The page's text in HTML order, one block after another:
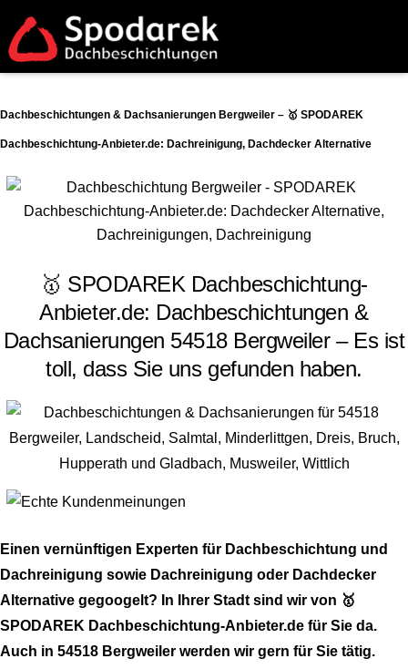
Dachbeschichtungen & Dachsanierungen Bergweiler – 🥇 SPODAREK
Dachbeschichtung-Anbieter.de: Dachreinigung, Dachdecker Alternative
🥇 SPODAREK Dachbeschichtung-
Anbieter.de: Dachbeschichtungen &
Dachsanierungen 54518 Bergweiler – Es ist
toll, dass Sie uns gefunden haben.
Einen vernünftigen Experten für Dachbeschichtung und
Dachreinigung sowie Dachreinigung oder Dachdecker
Alternative gegoogelt? In Ihrer Stadt sind wir von 🥇
SPODAREK Dachbeschichtung-Anbieter.de für Sie da.
Auch in 54518 Bergweiler werden wir gern für Sie tätig.